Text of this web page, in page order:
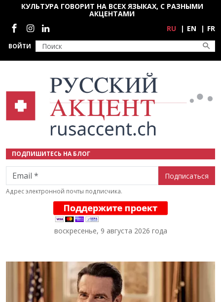
Перейти к основному содержанию
ВОЙТИ
КУЛЬТУРА ГОВОРИТ НА ВСЕХ ЯЗЫКАХ, С РАЗНЫМИ
АКЦЕНТАМИ
Социальные сети
RU EN FR
ПОДПИШИТЕСЬ НА БЛОГ
Email
Адрес электронной почты подписчика.
воскресенье, 9 августа 2026 года